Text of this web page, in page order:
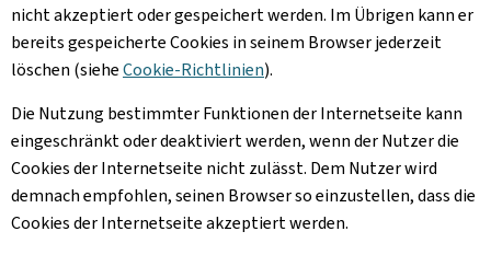
nicht akzeptiert oder gespeichert werden. Im Übrigen kann er
bereits gespeicherteCookies in seinem Browser jederzeit
löschen (sieheCookie-Richtlinien).
Die Nutzung bestimmter Funktionen der Internetseite kann
eingeschränkt oder deaktiviert werden, wenn der Nutzer die
Cookiesder Internetseite nicht zulässt. Dem Nutzer wird
demnach empfohlen, seinen Browser so einzustellen, dass die
Cookiesder Internetseite akzeptiert werden.